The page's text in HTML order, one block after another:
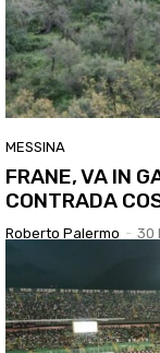
MESSINA
FRANE, VA IN
CONTRADA
Roberto Palermo - 30